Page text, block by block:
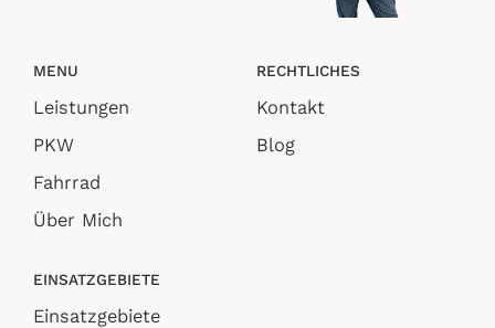
MENU
Leistungen
PKW
Fahrrad
Über Mich
RECHTLICHES
Kontakt
Blog
EINSATZGEBIETE
Einsatzgebiete